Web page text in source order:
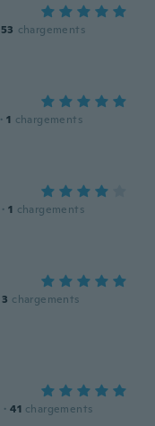
53 chargements
· 1 chargements
· 1 chargements
3 chargements
· 41 chargements